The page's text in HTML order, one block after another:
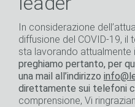
In considerazione
diffusione del COVID-19, il
sta lavorando attualmente
preghiamo pertanto, per
una mail all’indirizzo
direttamente sui telefoni
comprensione, Vi